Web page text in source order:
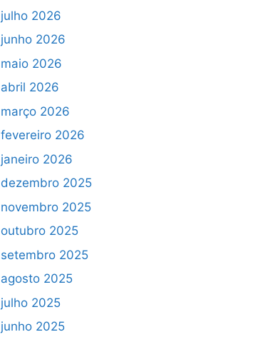
julho 2026
junho 2026
maio 2026
abril 2026
março 2026
fevereiro 2026
janeiro 2026
dezembro 2025
novembro 2025
outubro 2025
setembro 2025
agosto 2025
julho 2025
junho 2025